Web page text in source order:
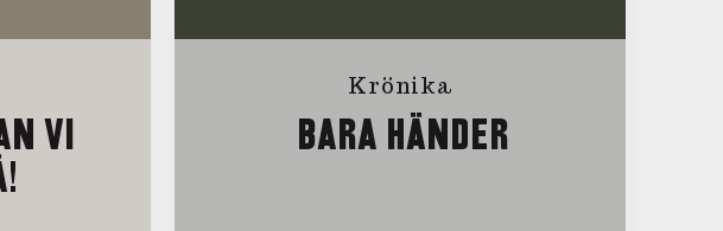
VI
Krönika
BARA HÄNDER